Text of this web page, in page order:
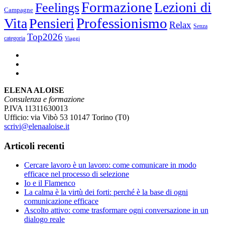
Campagne FeelingsFormazioneLezioni di
VitaPensieriProfessionismo Relax Senza
categoria Top2026 Viaggi
ELENA ALOISE
Consulenza e formazione
P.IVA 11311630013
Ufficio: via Vibò 53 10147 Torino (T0)
scrivi@elenaaloise.it
Articoli recenti
Cercare lavoro è un lavoro: come comunicare in modo
efficace nel processo di selezione
Io e il Flamenco
La calma è la virtù dei forti: perché è la base di ogni
comunicazione efficace
Ascolto attivo: come trasformare ogni conversazione in un
dialogo reale